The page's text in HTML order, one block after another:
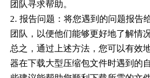
团队寻求帮助。
2. 报告问题：将您遇到的问题报告
团队，以便他们能够更好地了解情
总之，通过上述方法，您可以有效
器在下载大型压缩包文件时遇到的